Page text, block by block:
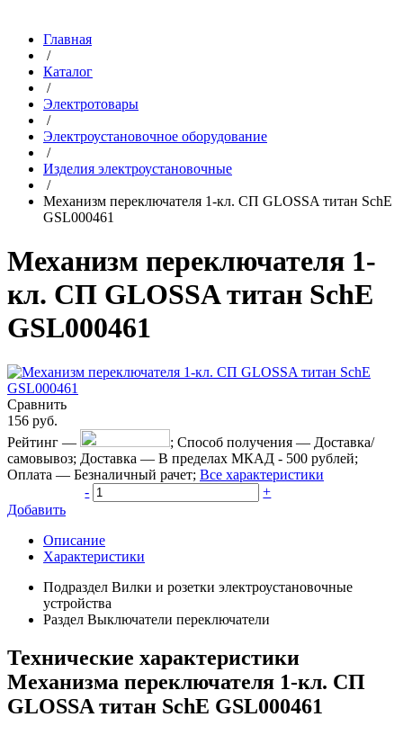
Главная
/
Каталог
/
Электротовары
/
Электроустановочное оборудование
/
Изделия электроустановочные
/
Механизм переключателя 1-кл. СП GLOSSA титан SchE
GSL000461
Механизм переключателя 1-
кл. СП GLOSSA титан SchE
GSL000461
Сравнить
156 руб.
Рейтинг — ; Способ получения — Доставка/
самовывоз; Доставка — В пределах МКАД - 500 рублей;
Оплата — Безналичный рачет; Все характеристики
-
+
Добавить
Описание
Характеристики
Подраздел Вилки и розетки электроустановочные
устройства
Раздел Выключатели переключатели
Технические характеристики
Механизма переключателя 1-кл. СП
GLOSSA титан SchE GSL000461